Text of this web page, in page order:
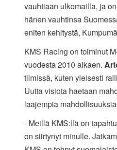
vauhtiaan ulkomailla, ja
hänen vauhtinsa
eniten kehitystä,
KMS Racing on toiminut
vuodesta 2010 alkaen.
tiimissä, kuten yleisesti
Uutta visiota haetaan
laajempia
- Meillä KMS:llä on
on siirtynyt minulle.